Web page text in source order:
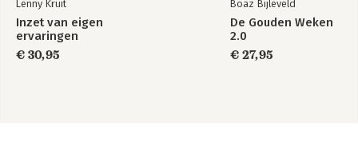
Lenny Kruit
Inzet van eigen
ervaringen
€ 30,95
Boaz Bijleveld
De Gouden Weken
2.0
€ 27,95